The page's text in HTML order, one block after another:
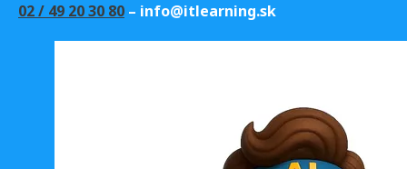
02 / 49 20 30 80 – info@itlearning.sk